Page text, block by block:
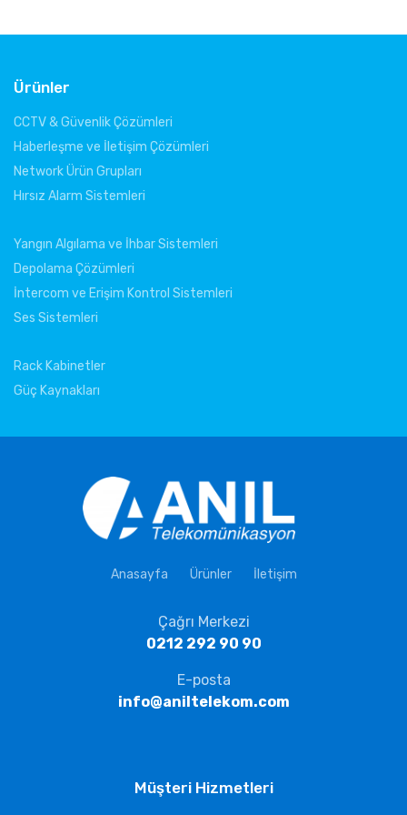
Ürünler
CCTV & Güvenlik Çözümleri
Haberleşme ve İletişim Çözümleri
Network Ürün Grupları
Hırsız Alarm Sistemleri
Yangın Algılama ve İhbar Sistemleri
Depolama Çözümleri
İntercom ve Erişim Kontrol Sistemleri
Ses Sistemleri
Rack Kabinetler
Güç Kaynakları
Anasayfa Ürünler İletişim
Çağrı Merkezi
0212 292 90 90
E-posta
info@aniltelekom.com
Müşteri Hizmetleri